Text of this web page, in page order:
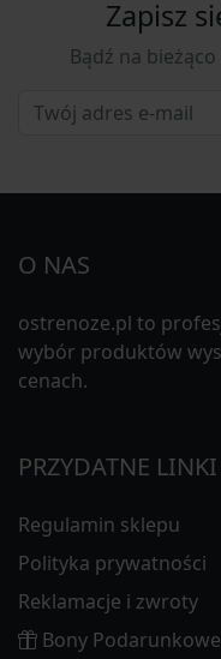
Zapisz
Bądź na
O NAS
ostrenoze.pl to
wybór produktów
cenach.
PRZYDATNE LINKI
Regulamin sklepu
Polityka prywatności
Reklamacje i zwroty
Bony Podarunkowe